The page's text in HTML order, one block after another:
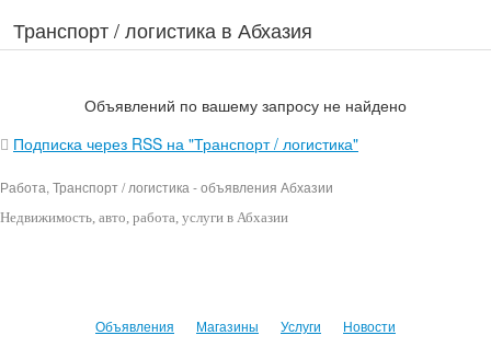
Транспорт / логистика в Абхазия
Объявлений по вашему запросу не найдено
Подписка через RSS на "Транспорт / логистика"
Работа, Транспорт / логистика - объявления Абхазии
Недвижимость , авто, работа, услуги в Абхазии
Объявления Магазины Услуги Новости